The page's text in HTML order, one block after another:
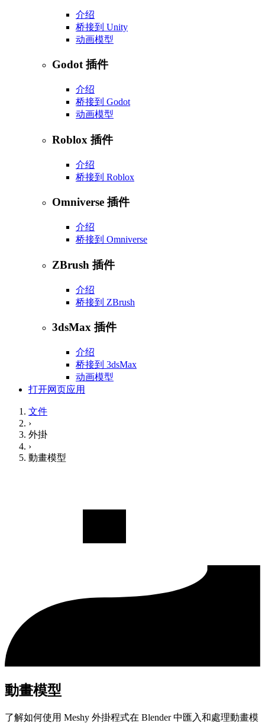
介绍
桥接到 Unity
动画模型
Godot 插件
介绍
桥接到 Godot
动画模型
Roblox 插件
介绍
桥接到 Roblox
Omniverse 插件
介绍
桥接到 Omniverse
ZBrush 插件
介绍
桥接到 ZBrush
3dsMax 插件
介绍
桥接到 3dsMax
动画模型
打开网页应用
文件
›
外掛
›
動畫模型
動畫模型
了解如何使用 Meshy 外掛程式在 Blender 中匯入和處理動畫模